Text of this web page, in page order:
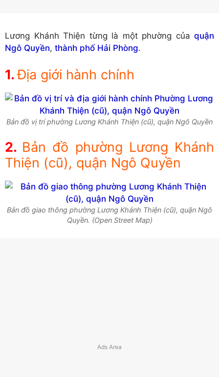
Lương Khánh Thiện từng là một phường của quận
Ngô Quyền, thành phố Hải Phòng.
Địa giới hành chính
Bản đồ vị trí phường Lương Khánh Thiện (cũ), quận Ngô Quyền
Bản đồ phường Lương Khánh
Thiện (cũ), quận Ngô Quyền
Bản đồ giao thông phường Lương Khánh Thiện (cũ), quận Ngô
Quyền. (Open Street Map)